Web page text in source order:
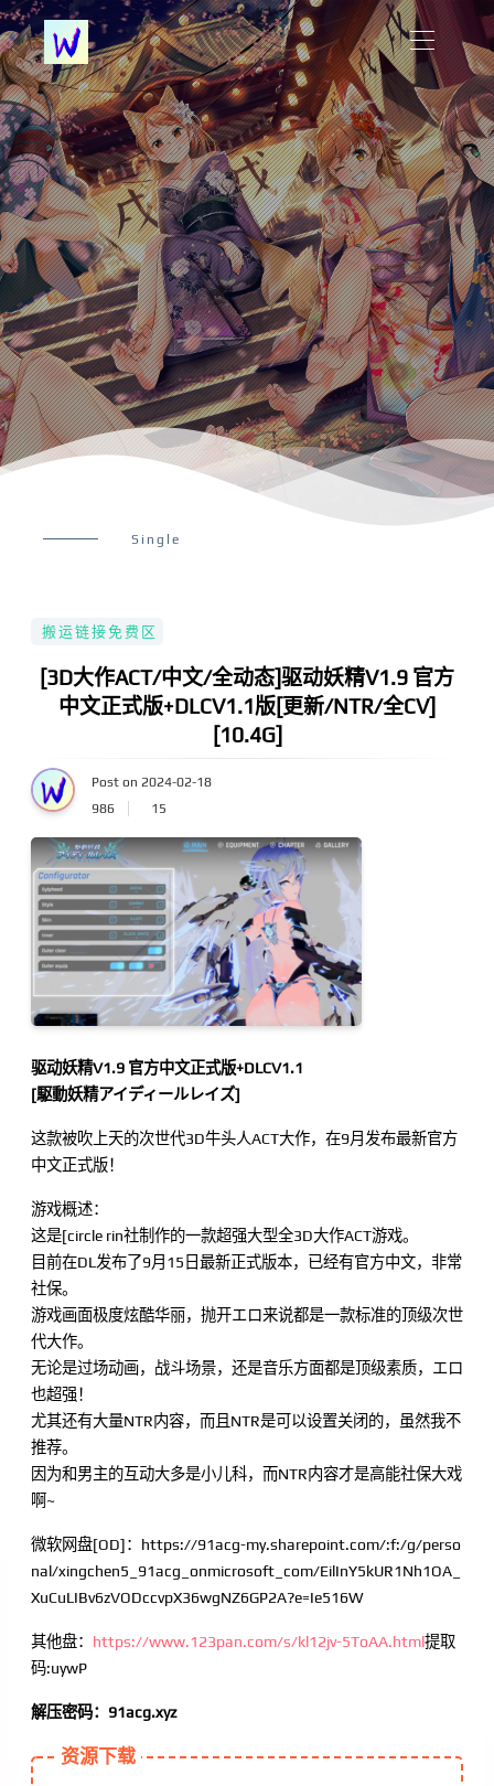
Single
搬运链接免费区
[3D大作ACT/中文/全动态]驱动妖精V1.9 官方
中文正式版+DLCV1.1版[更新/NTR/全CV]
[10.4G]
Post on 2024-02-18
986
15
驱动妖精V1.9 官方中文正式版+DLCV1.1
[駆動妖精アイディールレイズ]
这款被吹上天的次世代3D牛头人ACT大作，在9月发布最新官方
中文正式版！
游戏概述：
这是[circle rin社制作的一款超强大型全3D大作ACT游戏。
目前在DL发布了9月15日最新正式版本，已经有官方中文，非常
社保。
游戏画面极度炫酷华丽，抛开エロ来说都是一款标准的顶级次世
代大作。
无论是过场动画，战斗场景，还是音乐方面都是顶级素质，エロ
也超强！
尤其还有大量NTR内容，而且NTR是可以设置关闭的，虽然我不
推荐。
因为和男主的互动大多是小儿科，而NTR内容才是高能社保大戏
啊~
微软网盘[OD]：https://91acg-my.sharepoint.com/:f:/g/perso
nal/xingchen5_91acg_onmicrosoft_com/EilInY5kUR1Nh1OA_
XuCuLIBv6zVODccvpX36wgNZ6GP2A?e=Ie516W
其他盘： https://www.123pan.com/s/kl12jv-5ToAA.html提取
码:uywP
解压密码：91acg.xyz
资源下载